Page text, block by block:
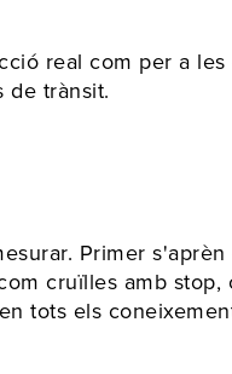
real com per a
de trànsit.
Primer
cruïlles amb
tots els